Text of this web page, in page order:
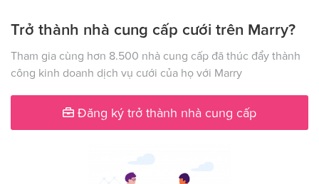
Dịch vụ cưới tại Hà Nội Dịch vụ cưới tại Đăk Nông
Dịch vụ cưới tại Điện Biên Dịch vụ cưới tại Đồng Nai
Dịch vụ cưới tại Đồng Tháp Dịch vụ cưới tại Gia Lai
Dịch vụ cưới tại Hà Giang Dịch vụ cưới tại Hà Nam
Dịch vụ cưới tại Hà Tây Dịch vụ cưới tại Hà Tĩnh
Trở thành nhà cung cấp cưới trên Marry?
Tham gia cùng hơn 8.500 nhà cung cấp đã thúc đẩy thành
công kinh doanh dịch vụ cưới của họ với Marry
Đăng ký trở thành nhà cung cấp